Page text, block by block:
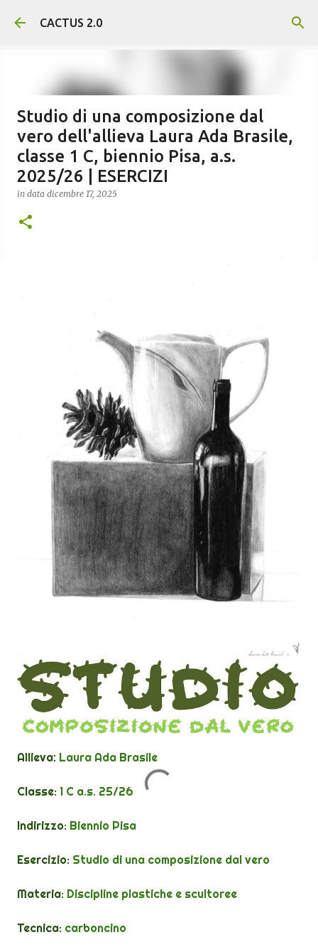
Passa ai contenuti principali
CACTUS 2.0
Studio di una composizione dal
vero dell'allieva Laura Ada Brasile,
classe 1 C, biennio Pisa, a.s.
2025/26 | ESERCIZI
in data dicembre 17, 2025
Allieva: Laura Ada Brasile
Classe: 1 C a.s. 25/26
Indirizzo: Biennio Pisa
Esercizio: Studio di una composizione dal vero
Materia: Discipline plastiche e scultoree
Tecnica: carboncino